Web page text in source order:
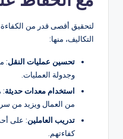
لتحقيق أقصى قدر من
التكاليف، منها:
تحسين عمليات النقل:
وجدولة العمليات.
استخدام معدات حديثة:
من العمال ويزيد من
تدريب العاملين: على
كفاءتهم.